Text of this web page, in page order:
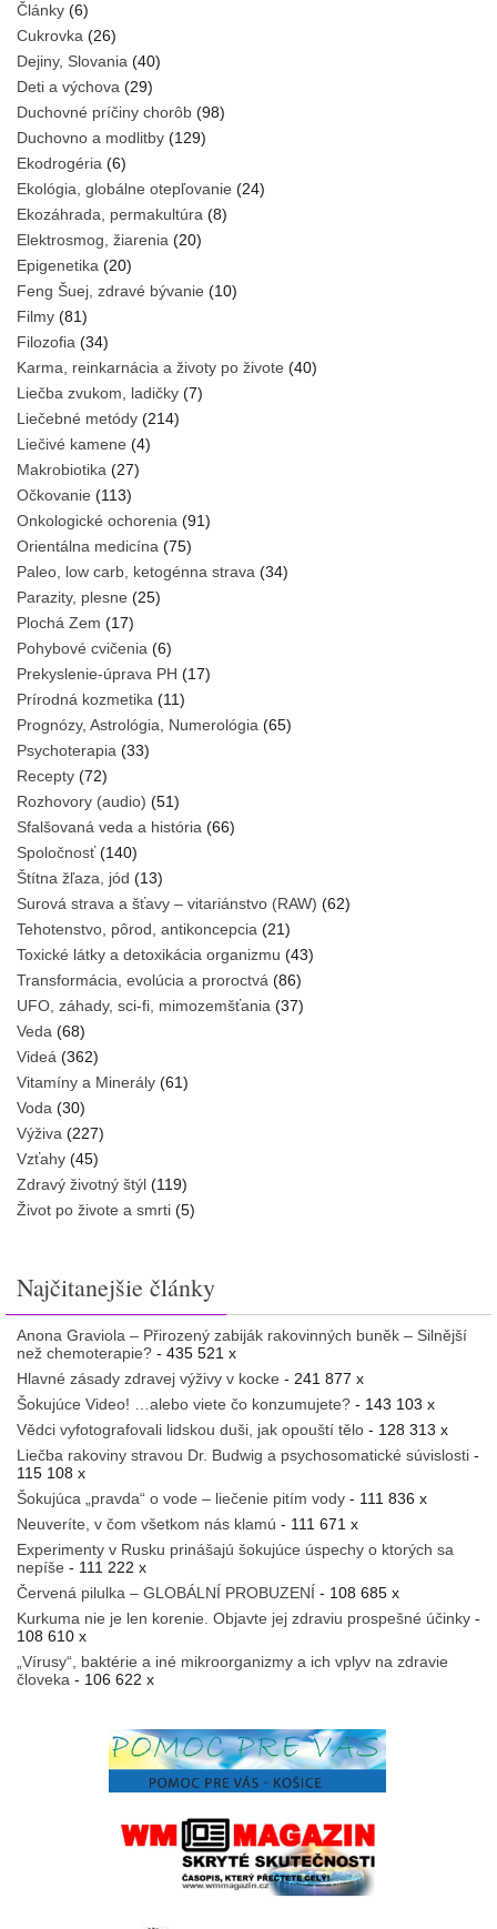
Články (6)
Cukrovka (26)
Dejiny, Slovania (40)
Deti a výchova (29)
Duchovné príčiny chorôb (98)
Duchovno a modlitby (129)
Ekodrogéria (6)
Ekológia, globálne otepľovanie (24)
Ekozáhrada, permakultúra (8)
Elektrosmog, žiarenia (20)
Epigenetika (20)
Feng Šuej, zdravé bývanie (10)
Filmy (81)
Filozofia (34)
Karma, reinkarnácia a životy po živote (40)
Liečba zvukom, ladičky (7)
Liečebné metódy (214)
Liečivé kamene (4)
Makrobiotika (27)
Očkovanie (113)
Onkologické ochorenia (91)
Orientálna medicína (75)
Paleo, low carb, ketogénna strava (34)
Parazity, plesne (25)
Plochá Zem (17)
Pohybové cvičenia (6)
Prekyslenie-úprava PH (17)
Prírodná kozmetika (11)
Prognózy, Astrológia, Numerológia (65)
Psychoterapia (33)
Recepty (72)
Rozhovory (audio) (51)
Sfalšovaná veda a história (66)
Spoločnosť(140)
Štítna žľaza, jód (13)
Surová strava a šťavy – vitariánstvo (RAW) (62)
Tehotenstvo, pôrod, antikoncepcia (21)
Toxické látky a detoxikácia organizmu (43)
Transformácia, evolúcia a proroctvá (86)
UFO, záhady, sci-fi, mimozemšťania (37)
Veda (68)
Videá (362)
Vitamíny a Minerály (61)
Voda (30)
Výživa (227)
Vzťahy (45)
Zdravý životný štýl (119)
Život po živote a smrti (5)
Najčitanejšie články
Anona Graviola – Přirozený zabiják rakovinných buněk – Silnější
než chemoterapie? - 435 521 x
Hlavné zásady zdravej výživy v kocke - 241 877 x
Šokujúce Video! …alebo viete čo konzumujete? - 143 103 x
Vědci vyfotografovali lidskou duši, jak opouští tělo - 128 313 x
Liečba rakoviny stravou Dr. Budwig a psychosomatické súvislosti -
115 108 x
Šokujúca „pravda“ o vode – liečenie pitím vody - 111 836 x
Neuveríte, v čom všetkom nás klamú - 111 671 x
Experimenty v Rusku prinášajú šokujúce úspechy o ktorých sa
nepíše - 111 222 x
Červená pilulka – GLOBÁLNÍ PROBUZENÍ - 108 685 x
Kurkuma nie je len korenie. Objavte jej zdraviu prospešné účinky -
108 610 x
„Vírusy“, baktérie a iné mikroorganizmy a ich vplyv na zdravie
človeka - 106 622 x